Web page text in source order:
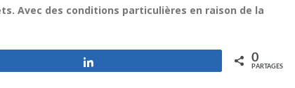
Avec des conditions particulières en raison de la
0
PARTAGES